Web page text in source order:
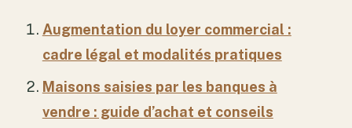
Augmentation du loyer commercial :
cadre légal et modalités pratiques
Maisons saisies par les banques à
vendre : guide d’achat et conseils